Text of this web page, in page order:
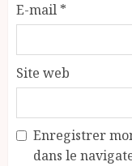
E-mail *
Site web
Enregistrer
dans le